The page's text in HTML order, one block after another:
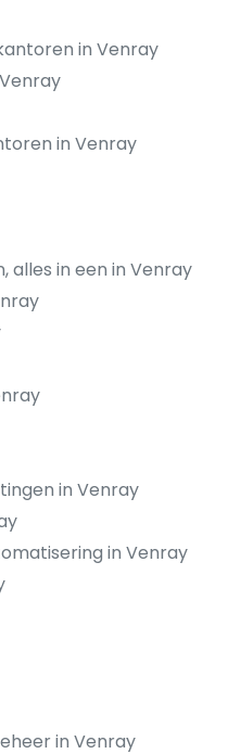
in Venray
in Venray
alles in een in Venray
in Venray
in Venray
in Venray